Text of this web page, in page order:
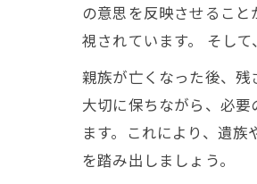
の意思を反映させるこ
視されています。 そして
親族が亡くなった後、
大切に保ちながら、必
ます。これにより、遺
を踏み出しましょう。